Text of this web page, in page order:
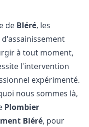
de Bléré, les
à tout moment,
l'intervention
expérimenté.
nous sommes là,
Plombier
Bléré, pour